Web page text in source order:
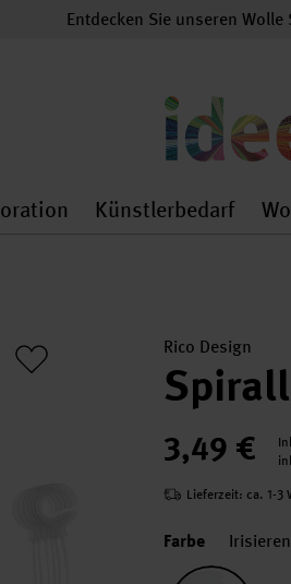
Entdecken Sie unseren Wolle
general.openMenu
Dekoration
Künstlerbedarf
Rico Design
3,49 €
Lieferzeit: ca. 1-3
Farbe